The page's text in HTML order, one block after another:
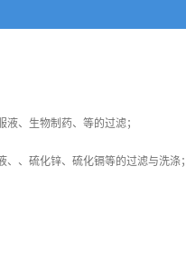
、生物制药、等的过滤；
、硫化锌、硫化镉等的过滤与洗涤；